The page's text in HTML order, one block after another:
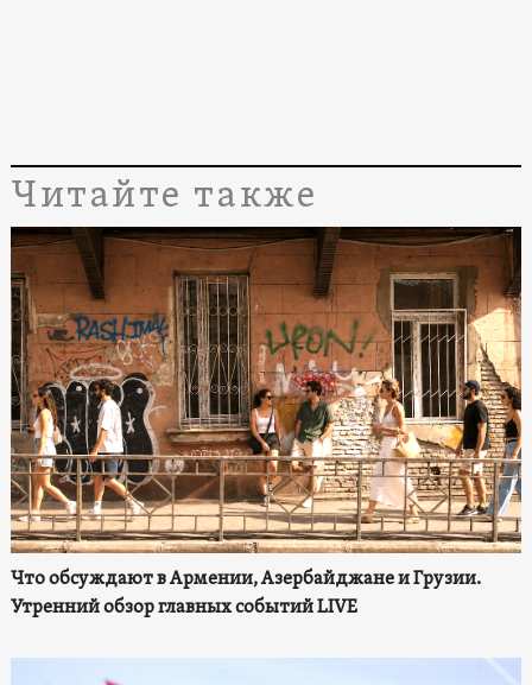
Читайте также
Что обсуждают в Армении, Азербайджане и Грузии.
Утренний обзор главных событий LIVE